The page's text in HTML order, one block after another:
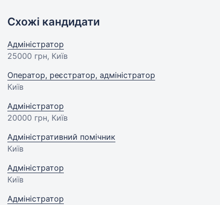
Схожі кандидати
Адміністратор
25000 грн, Київ
Оператор, реєстратор, адміністратор
Київ
Адміністратор
20000 грн, Київ
Адміністративний помічник
Київ
Адміністратор
Київ
Адміністратор